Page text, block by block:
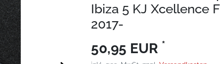
Ibiza 5 KJ Xcellence
2017-
50,95 EUR *